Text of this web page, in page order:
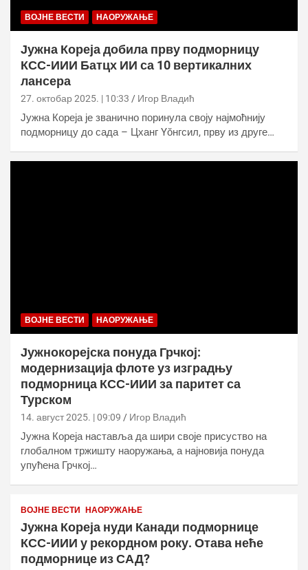
ВОЈНЕ ВЕСТИ НАОРУЖАЊЕ
Јужна Кореја добила прву подморницу
КСС-ИИИ Батцх ИИ са 10 вертикалних
лансера
27. октобар 2025. | 10:33 Игор Владић
Јужна Кореја је званично поринула своју најмоћнију
подморницу до сада – Цханг Yŏнгсил, прву из друге…
ВОЈНЕ ВЕСТИ НАОРУЖАЊЕ
Јужнокорејска понуда Грчкој:
модернизација флоте уз изградњу
подморница КСС-ИИИ за паритет са
Турском
14. август 2025. | 09:09 Игор Владић
Јужна Кореја наставља да шири своје присуство на
глобалном тржишту наоружања, а најновија понуда
упућена Грчкој…
ВОЈНЕ ВЕСТИ НАОРУЖАЊЕ
Јужна Кореја нуди Канади подморнице
КСС-ИИИ у рекордном року. Отава неће
подморнице из САД?